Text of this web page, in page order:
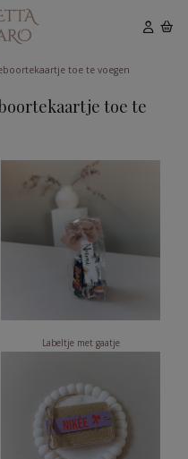
toe te voegen
toe te
Labeltje met gaatje